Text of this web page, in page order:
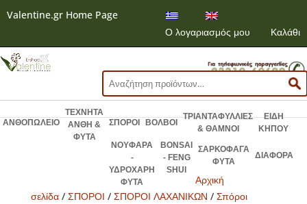
Valentine.gr Home Page
Ο λογαριασμός μου
Καλάθι
Αναζήτηση
για:
ΑΝΘΟΠΩΛΕΙΟ
ΤΕΧΝΗΤΑ
ΑΝΘΗ &
ΦΥΤΑ
ΣΠΟΡΟΙ ΒΟΛΒΟΙ
ΤΡΙΑΝΤΑΦΥΛΛΙΕΣ
& ΘΑΜΝΟΙ
ΕΙΔΗ
ΚΗΠΟΥ
ΝΟΥΦΑΡΑ
-
ΥΔΡΟΧΑΡΗ
ΦΥΤΑ
BONSAI
- FENG
SHUI
ΣΑΡΚΟΦΑΓΑ
ΦΥΤΑ
ΔΙΑΦΟΡΑ
Αρχική
σελίδα/ ΣΠΟΡΟΙ / ΣΠΟΡΟΙ ΛΑΧΑΝΙΚΩΝ / Σπόροι